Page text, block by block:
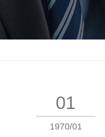
01
1970/01